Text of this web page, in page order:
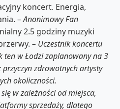
koncert. Energia,
–Anonimowy Fan
2.5 godziny muzyki
– Uczestnik koncertu
ten w Łodzi zaplanowany na 3
zdrowotnych artysty
okoliczności.
w zależności od miejsca,
sprzedaży, dlatego